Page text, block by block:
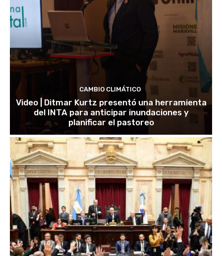
CAMBIO CLIMÁTICO
Video | Ditmar Kurtz presentó una herramienta
del INTA para anticipar inundaciones y
planificar el pastoreo